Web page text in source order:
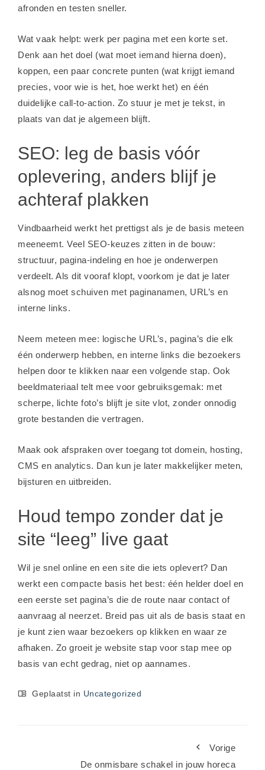
afronden en testen sneller.
Wat vaak helpt: werk per pagina met een korte set.
Denk aan het doel (wat moet iemand hierna doen),
koppen, een paar concrete punten (wat krijgt iemand
precies, voor wie is het, hoe werkt het) en één
duidelijke call-to-action. Zo stuur je met je tekst, in
plaats van dat je algemeen blijft.
SEO: leg de basis vóór
oplevering, anders blijf je
achteraf plakken
Vindbaarheid werkt het prettigst als je de basis meteen
meeneemt. Veel SEO-keuzes zitten in de bouw:
structuur, pagina-indeling en hoe je onderwerpen
verdeelt. Als dit vooraf klopt, voorkom je dat je later
alsnog moet schuiven met paginanamen, URL’s en
interne links.
Neem meteen mee: logische URL’s, pagina’s die elk
één onderwerp hebben, en interne links die bezoekers
helpen door te klikken naar een volgende stap. Ook
beeldmateriaal telt mee voor gebruiksgemak: met
scherpe, lichte foto’s blijft je site vlot, zonder onnodig
grote bestanden die vertragen.
Maak ook afspraken over toegang tot domein, hosting,
CMS en analytics. Dan kun je later makkelijker meten,
bijsturen en uitbreiden.
Houd tempo zonder dat je
site “leeg” live gaat
Wil je snel online en een site die iets oplevert? Dan
werkt een compacte basis het best: één helder doel en
een eerste set pagina’s die de route naar contact of
aanvraag al neerzet. Breid pas uit als de basis staat en
je kunt zien waar bezoekers op klikken en waar ze
afhaken. Zo groeit je website stap voor stap mee op
basis van echt gedrag, niet op aannames.
Geplaatst in Uncategorized
Vorige
De onmisbare schakel in jouw horeca